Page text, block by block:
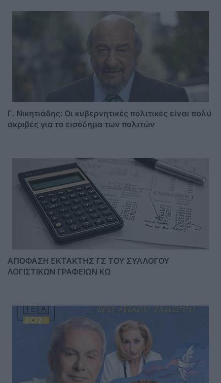
Γ. Νικητιάδης: Οι κυβερνητικές πολιτικές είναι πολύ
ακριβές για το εισόδημα των πολιτών
ΑΠΟΦΑΣΗ ΕΚΤΑΚΤΗΣ ΓΣ ΤΟΥ ΣΥΛΛΟΓΟΥ
ΛΟΓΙΣΤΙΚΩΝ ΓΡΑΦΕΙΩΝ ΚΩ